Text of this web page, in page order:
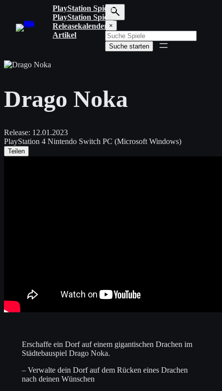
springen
PlayStation Spiele
PlayStation Spiele
Releasekalender
Artikel
S
u
c
h
f
n
×
Suche starten
Drago Noka
Release: 12.01.2023
PlayStation 4 Nintendo Switch PC (Microsoft Windows)
Teilen
Erschaffe ein Dorf auf einem gigantischen Drachen im
Städtebauspiel Drago Noka.
– Verwalte dein Dorf auf dem Rücken eines Drachen
nach deinen Wünschen